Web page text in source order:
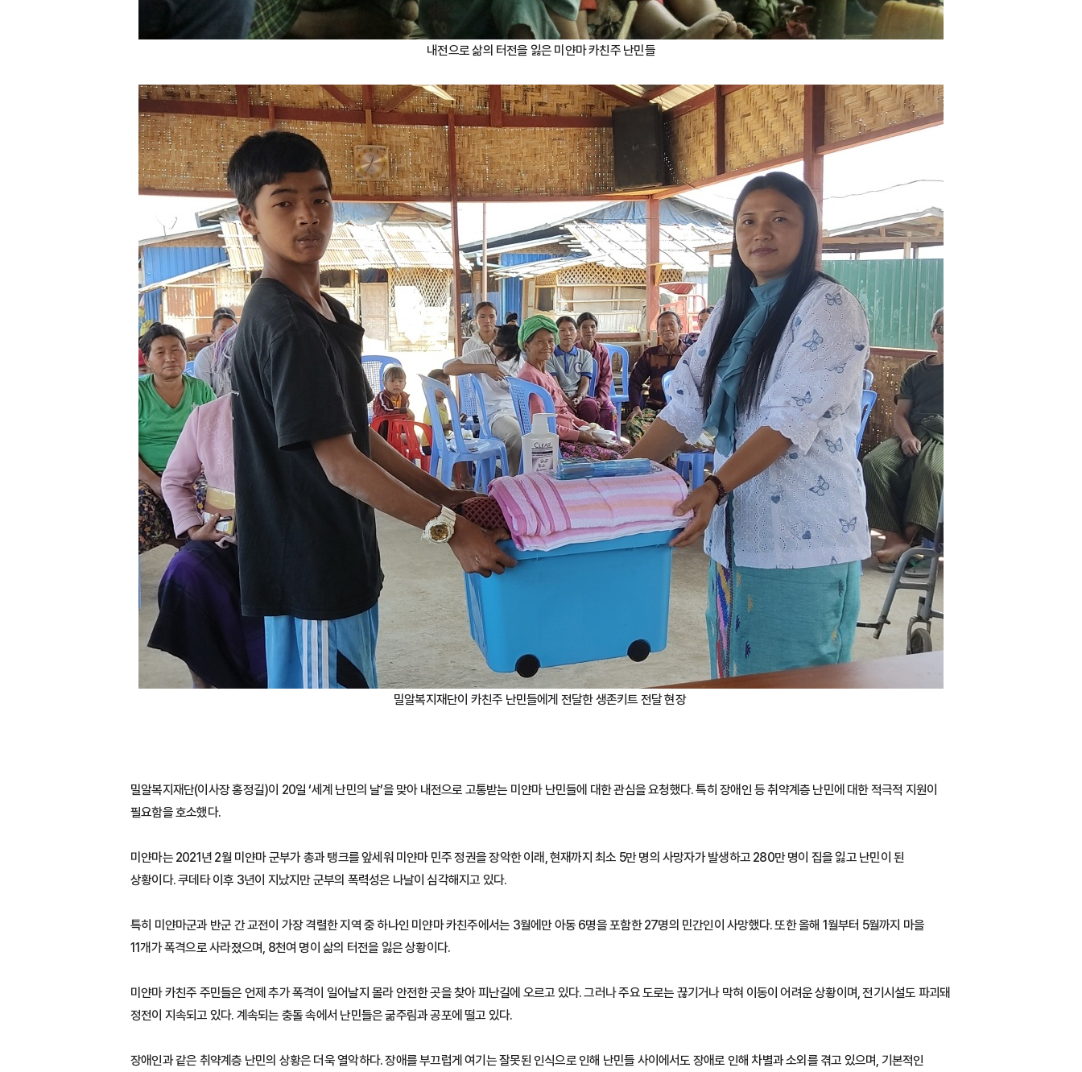
내전으로 삶의 터전을 잃은 미얀마 카친주 난민들
밀알복지재단이 카친주 난민들에게 전달한 생존키트 전달 현장
밀알복지재단(이사장 홍정길)이 20일 ‘세계 난민의 날’을 맞아 내전으로 고통받는 미얀마 난민들에 대한 관심을 요청했다. 특히 장애인 등 취약계층 난민에 대한 적극적 지원이
필요함을 호소했다.
미얀마는 2021년 2월 미얀마 군부가 총과 탱크를 앞세워 미얀마 민주 정권을 장악한 이래, 현재까지 최소 5만 명의 사망자가 발생하고 280만 명이 집을 잃고 난민이 된
상황이다. 쿠데타 이후 3년이 지났지만 군부의 폭력성은 나날이 심각해지고 있다.
특히 미얀마군과 반군 간 교전이 가장 격렬한 지역 중 하나인 미얀마 카친주에서는 3월에만 아동 6명을 포함한 27명의 민간인이 사망했다. 또한 올해 1월부터 5월까지 마을
11개가 폭격으로 사라졌으며, 8천여 명이 삶의 터전을 잃은 상황이다.
미얀마 카친주 주민들은 언제 추가 폭격이 일어날지 몰라 안전한 곳을 찾아 피난길에 오르고 있다. 그러나 주요 도로는 끊기거나 막혀 이동이 어려운 상황이며, 전기시설도 파괴돼
정전이 지속되고 있다. 계속되는 충돌 속에서 난민들은 굶주림과 공포에 떨고 있다.
장애인과 같은 취약계층 난민의 상황은 더욱 열악하다. 장애를 부끄럽게 여기는 잘못된 인식으로 인해 난민들 사이에서도 장애로 인해 차별과 소외를 겪고 있으며, 기본적인